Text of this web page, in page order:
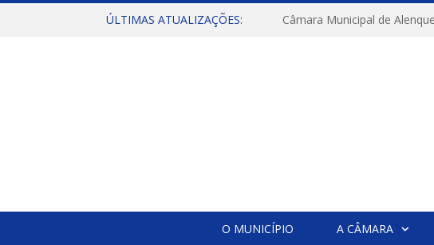
ÚLTIMAS ATUALIZAÇÕES:
O MUNICÍPIO A CÂMARA